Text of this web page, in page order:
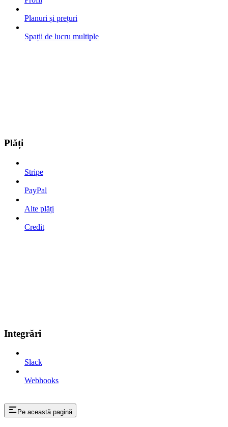
Planuri și prețuri
Spații de lucru multiple
Plăți
Stripe
PayPal
Alte plăți
Credit
Integrări
Slack
Webhooks
Pe această pagină